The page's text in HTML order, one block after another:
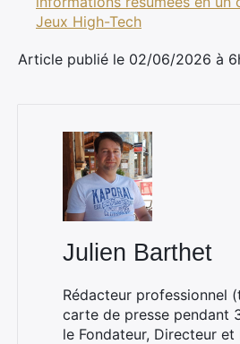
Jeux High-Tech
Article publié le 02/06/2026 à
Julien Barthet
Rédacteur professionnel
carte de presse pendant
le Fondateur, Directeur et